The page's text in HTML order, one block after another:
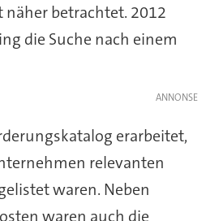
betrachtet. 2012
die Suche nach einem
erarbeitet,
relevanten
waren. Neben
waren auch die